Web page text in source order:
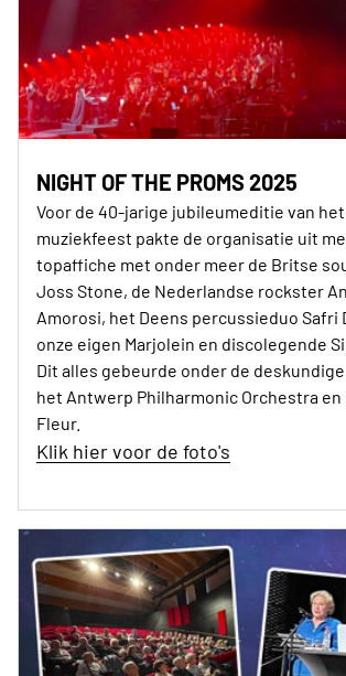
NIGHT OF THE PROMS 2025
Voor de 40-jarige jubileumeditie van
muziekfeest pakte de organisatie uit
topaffiche met onder meer de Britse
Joss Stone, de Nederlandse rockster
Amorosi, het Deens percussieduo Safri
onze eigen Marjolein en discolegende
Dit alles gebeurde onder de
het Antwerp Philharmonic Orchestra en
Fleur.
Klik hier voor de foto's